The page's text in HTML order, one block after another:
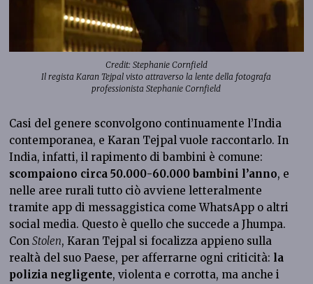
Credit: Stephanie Cornfield
Il regista Karan Tejpal visto attraverso la lente della fotografa
professionista Stephanie Cornfield
Casi del genere sconvolgono continuamente l’India
contemporanea, e Karan Tejpal vuole raccontarlo. In
India, infatti, il rapimento di bambini è comune:
scompaiono circa 50.000-60.000 bambini l’anno, e
nelle aree rurali tutto ciò avviene letteralmente
tramite app di messaggistica come WhatsApp o altri
social media. Questo è quello che succede a Jhumpa.
ConStolen, Karan Tejpal si focalizza appieno sulla
realtà del suo Paese, per afferrarne ogni criticità: la
polizia negligente, violenta e corrotta, ma anche i